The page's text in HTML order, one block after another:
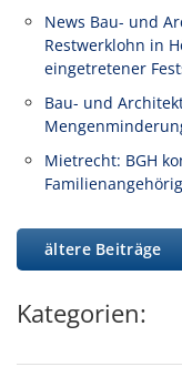
News Bau- und
Restwerklohn in
eingetretener
Bau- und
Mietrecht: BGH
ältere Beiträge
Kategorien: